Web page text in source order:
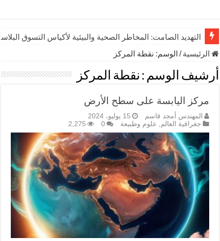
التهديد الصامت: المخاطر الصحية والبيئية لأكياس التسوق
الرئيسية/ الوسم: نقطة المركز
أرشيف الوسم : نقطة المركز
مركز اليابسة على سطح الأرض
المهندس أمجد قاسم
15 يوليو، 2024
جغرافية العالم, علوم وطبيعة 0
2,275